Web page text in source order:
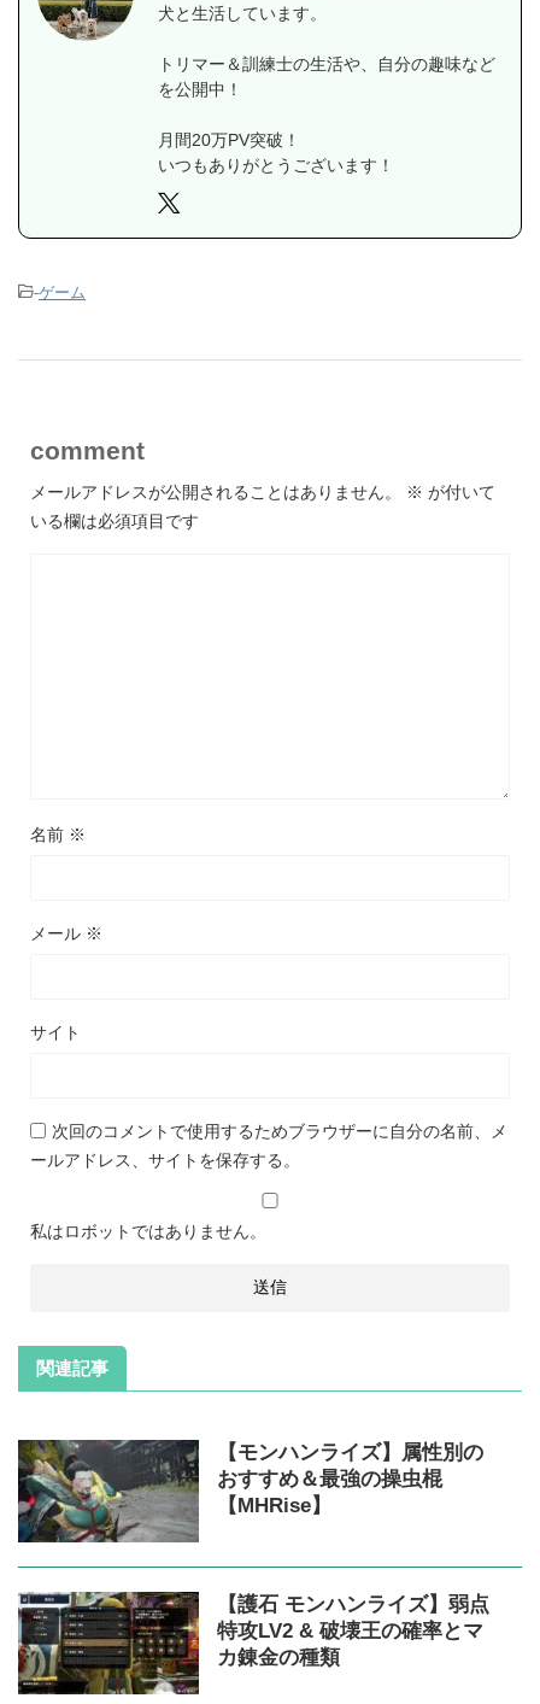
犬と生活しています。
トリマー＆訓練士の生活や、自分の趣味など
を公開中！
月間20万PV突破！
いつもありがとうございます！
-ゲーム
comment
メールアドレスが公開されることはありません。 ※ が付いて
いる欄は必須項目です
名前 ※
メール ※
サイト
次回のコメントで使用するためブラウザーに自分の名前、メ
ールアドレス、サイトを保存する。
私はロボットではありません。
関連記事
【モンハンライズ】属性別の
おすすめ＆最強の操虫棍
【MHRise】
【護石 モンハンライズ】弱点
特攻LV2 & 破壊王の確率とマ
カ錬金の種類